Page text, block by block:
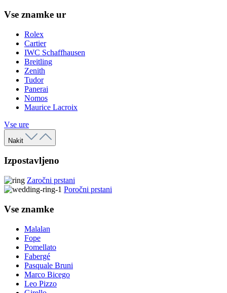
Vse znamke ur
Rolex
Cartier
IWC Schaffhausen
Breitling
Zenith
Tudor
Panerai
Nomos
Maurice Lacroix
Vse ure
Nakit
Izpostavljeno
Zaročni prstani
Poročni prstani
Vse znamke
Malalan
Fope
Pomellato
Fabergé
Pasquale Bruni
Marco Bicego
Leo Pizzo